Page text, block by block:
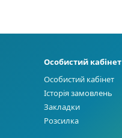
Особистий кабінет
Особистий кабінет
Історія замовлень
Закладки
Розсилка